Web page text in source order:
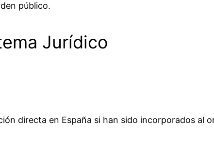
público.
Jurídico
directa en España si han sido incorporados al